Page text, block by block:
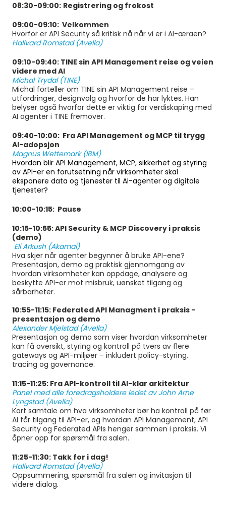
08:30-09:00: Registrering og frokost
09:00-09:10: Velkommen
Hvorfor er API Security så kritisk nå når vi er i AI-æraen?
Hallvard Romstad (Avella)
09:10-09:40: TINE sin API Management reise og veien
videre med AI
Michal Trydal (TINE)
Michal forteller om TINE sin API Management reise –
utfordringer, designvalg og hvorfor de har lyktes. Han
belyser også hvorfor dette er viktig for verdiskaping med
AI agenter i TINE fremover.
09:40-10:00: Fra API Management og MCP til trygg
AI-adopsjon
Magnus Wettemark (IBM)
Hvordan blir API Management, MCP, sikkerhet og styring
av API-er en forutsetning når virksomheter skal
eksponere data og tjenester til AI-agenter og digitale
tjenester?
10:00-10:15: Pause
10:15-10:55:API Security & MCP Discovery i praksis
(demo)
Eli Arkush (Akamai)
Hva skjer når agenter begynner å bruke API-ene?
Presentasjon, demo og praktisk gjennomgang av
hvordan virksomheter kan oppdage, analysere og
beskytte API-er mot misbruk, uønsket tilgang og
sårbarheter.
10:55-11:15: Federated API Managment i praksis -
presentasjon og demo
Alexander Mjelstad (Avella)
Presentasjon og demo som viser hvordan virksomheter
kan få oversikt, styring og kontroll på tvers av flere
gateways og API-miljøer – inkludert policy-styring,
tracing og governance.
11:15-11:25: Fra API-kontroll til AI-klar arkitektur
Panel med alle foredragsholdere ledet av John Arne
Lyngstad (Avella)
Kort samtale om hva virksomheter bør ha kontroll på før
AI får tilgang til API-er, og hvordan API Management, API
Security og Federated APIs henger sammen i praksis. Vi
åpner opp for spørsmål fra salen.
11:25-11:30: Takk for i dag!
Hallvard Romstad (Avella)
Oppsummering, spørsmål fra salen og invitasjon til
videre dialog.